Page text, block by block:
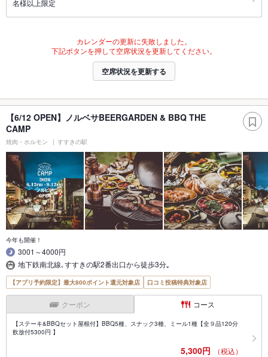
名様以上限定
カレンダーの更新に失敗しました。
下記ボタンを押して空席状況を更新してください。
空席状況を更新する
【6/12 OPEN】ノルベサBEERGARDEN & BBQ THE
CAMP
焼肉・ホルモン すすきの駅
今年も開催！
3001～4000円
地下鉄南北線､すすきの駅2番出口から徒歩3分｡
【アプリ予約限定】最大800ポイント還元対象店 口コミ投稿特典対象店
クーポン コース
【ステーキ&BBQセット屋根付】BBQ5種、スナック3種、ミール1種【全９品120分
飲放付5300円 】
5,300円 （税込）